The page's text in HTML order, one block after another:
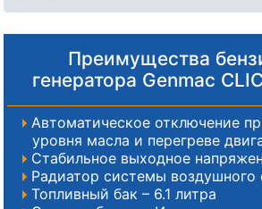
Преимущества
генератора Genmac
Автоматическое отключение
уровня масла и перегреве
Стабильное выходное
Радиатор системы воздушного
Топливный бак – 6.1 литра